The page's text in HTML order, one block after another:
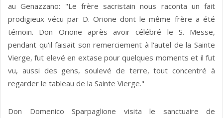
au Genazzano: "Le frère sacristain nous raconta un fait
prodigieux vécu par D. Orione dont le même frère a été
témoin. Don Orione après avoir célébré le S. Messe,
pendant qu'il faisait son remerciement à l'autel de la Sainte
Vierge, fut elevé en extase pour quelques moments et il fut
vu, aussi des gens, soulevé de terre, tout concentré à
regarder le tableau de la Sainte Vierge."
Don Domenico Sparpaglione visita le sanctuaire de